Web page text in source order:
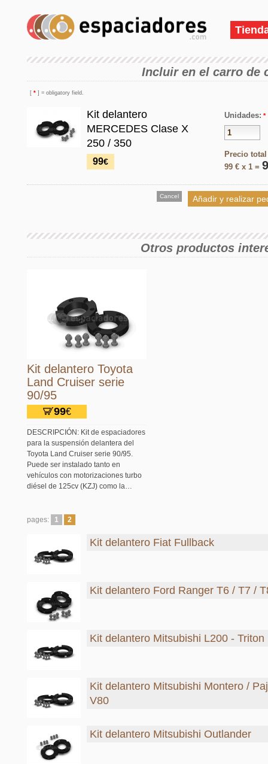
Incluir en el carro de
[ * ] = obligatory field.
Kit delantero
MERCEDES Clase X
250 / 350
99€
Unidades: *
Precio
99 € x 1 =
Otros productos
Kit delantero Toyota
Land Cruiser serie
90/95
99€
DESCRIPCIÓN: Kit de espaciadores
para la suspensión delantera del
Toyota Land Cruiser serie 90/95.
Puede ser instalado tanto en
vehículos con motorizaciones turbo
diésel de 125cv (KZJ) como la…
pages: 1 2
Kit delantero Fiat Fullback
Kit delantero Ford Ranger T6 / T7 /
Kit delantero Mitsubishi L200 - Triton
Kit delantero Mitsubishi Montero /
V80
Kit delantero Mitsubishi Outlander